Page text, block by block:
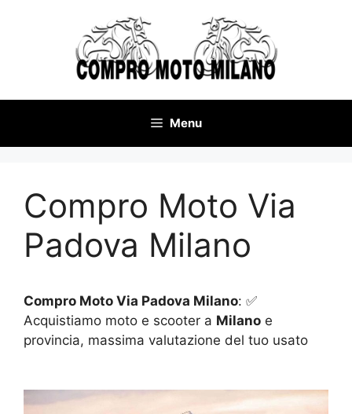
Menu
Compro Moto Via
Padova Milano
Compro Moto Via Padova Milano: ✅
Acquistiamo moto e scooter a Milano e
provincia, massima valutazione del tuo usato